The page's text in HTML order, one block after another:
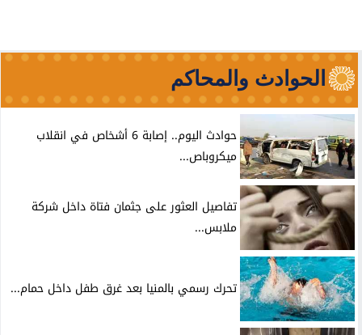
الحوادث والمحاكم
حوادث اليوم.. إصابة 6 أشخاص في انقلاب
ميكروباص...
تفاصيل العثور على جثمان فتاة داخل شركة
ملابس...
تحرك رسمي بالمنيا بعد غرق طفل داخل حمام...